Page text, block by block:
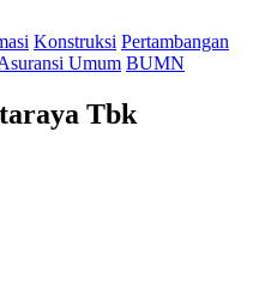
Konstruksi Pertambangan
Umum BUMN
Tbk